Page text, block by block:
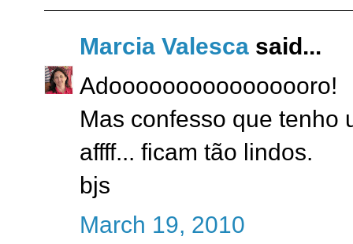
Marcia Valesca said...
Adoooooooooooooooro!
Mas confesso que tenho
affff... ficam tão lindos.
bjs
March 19, 2010